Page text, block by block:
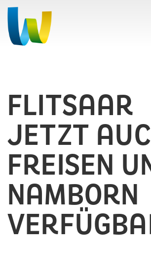
SMART WENDELER LAND
FÖRDERPROJEKT
NEWS
VERANSTALTUNGEN
TEAM
FLITSAAR
JETZT
FREISEN
NAMBORN